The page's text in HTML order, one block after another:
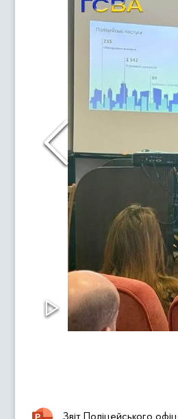
Звіт Поліцейського